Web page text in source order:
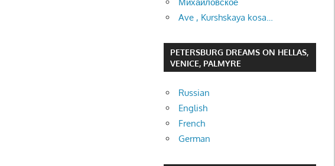
Ave , Kurshskaya kosa…
PETERSBURG DREAMS ON HELLAS,
VENICE, PALMYRE
Russian
English
French
German